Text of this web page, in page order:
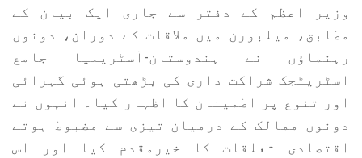
وزیر اعظم کے دفتر سے جاری ایک بیان کے
مطابق، میلبورن میں ملاقات کے دوران، دونوں
رہنماؤں نے ہندوستان-آسٹریلیا جامع
اسٹریٹجک شراکت داری کی بڑھتی ہوئی گہرائی
اور تنوع پر اطمینان کا اظہار کیا۔ انہوں نے
دونوں ممالک کے درمیان تیزی سے مضبوط ہوتے
اقتصادی تعلقات کا خیرمقدم کیا اور اس